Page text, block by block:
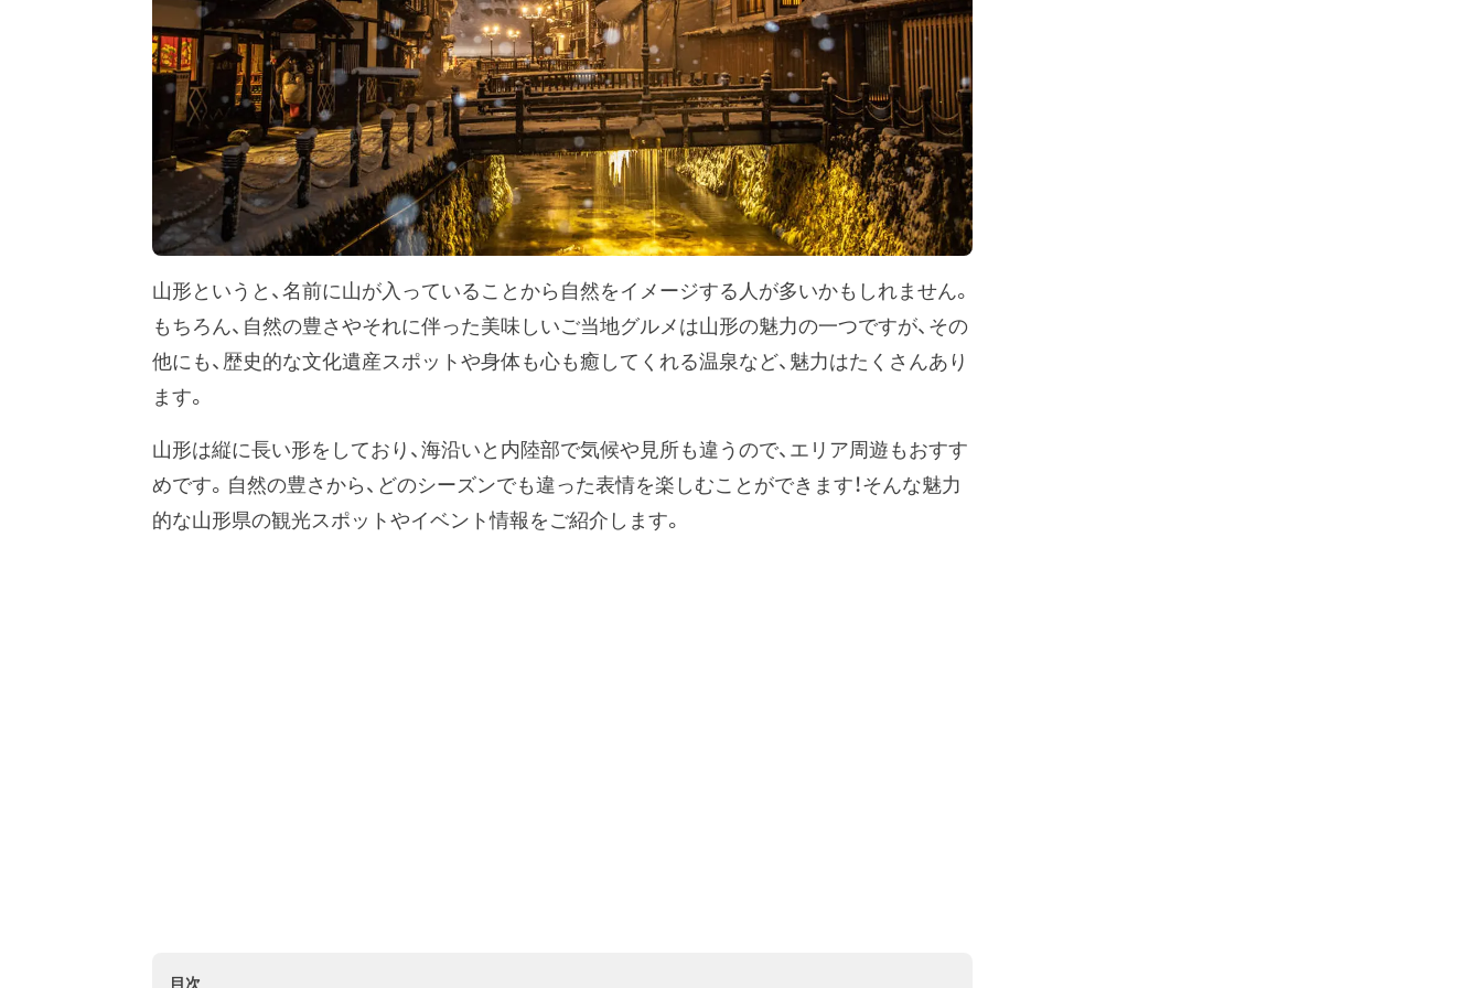
山形というと、名前に山が入っていることから自然をイメージする人が多いかもしれません。
もちろん、自然の豊さやそれに伴った美味しいご当地グルメは山形の魅力の一つですが、その
他にも、歴史的な文化遺産スポットや身体も心も癒してくれる温泉など、魅力はたくさんあり
ます。
山形は縦に長い形をしており、海沿いと内陸部で気候や見所も違うので、エリア周遊もおすす
めです。自然の豊さから、どのシーズンでも違った表情を楽しむことができます！そんな魅力
的な山形県の観光スポットやイベント情報をご紹介します。
目次